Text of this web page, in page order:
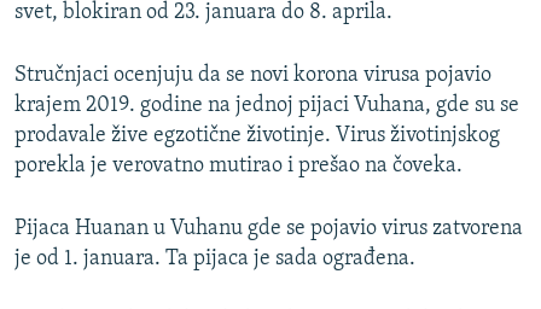
SVE KARTE DEJTONA
svet, blokiran od 23. januara do 8. aprila.
Stručnjaci ocenjuju da se novi korona virusa pojavio
krajem 2019. godine na jednoj pijaci Vuhana, gde su se
prodavale žive egzotične životinje. Virus životinjskog
porekla je verovatno mutirao i prešao na čoveka.
Pijaca Huanan u Vuhanu gde se pojavio virus zatvorena
je od 1. januara. Ta pijaca je sada ograđena.